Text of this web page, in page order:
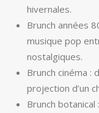
hivernales.
Brunch années
musique pop
nostalgiques.
Brunch cinéma :
projection d’un
Brunch